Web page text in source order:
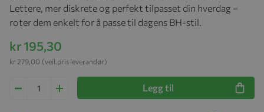
Lettere, mer diskrete og perfekt tilpasset din hverdag –
roter dem enkelt for å passe til dagens BH-stil.
kr 195,30
(veil.pris leverandør)
kr 279,00
Legg til